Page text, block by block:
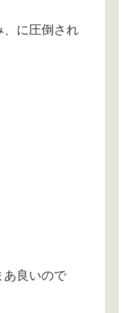
、に圧倒され
あ良いので